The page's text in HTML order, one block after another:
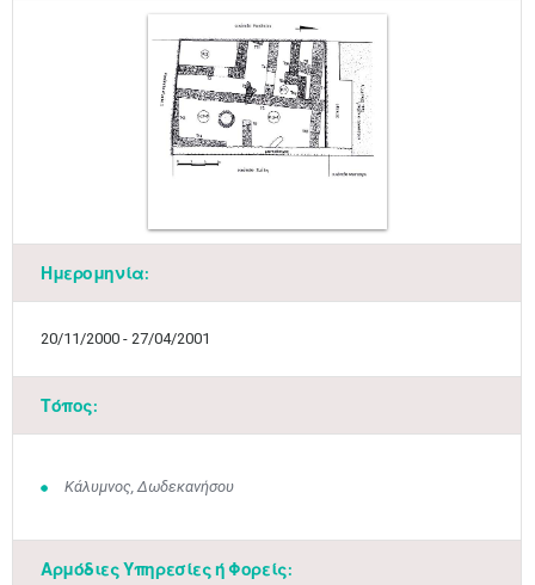
Ημερομηνία:
20/11/2000 - 27/04/2001
Τόπος:
Κάλυμνος, Δωδεκανήσου
Αρμόδιες Υπηρεσίες ή Φορείς: